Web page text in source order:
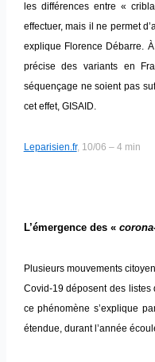
les différences entre «
effectuer, mais il ne permet
explique Florence Débarre.
précise des variants en
séquençage ne soient pas
cet effet, GISAID.
Leparisien.fr, 10/06 – 4 min
L’émergence des «
Plusieurs mouvements
Covid-19 déposent des
ce phénomène s’explique
étendue, durant l’année